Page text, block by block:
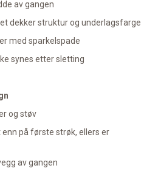
av gangen
dekker struktur og underlagsfarge
med sparkelspade
synes etter sletting
og støv
på første strøk, ellers er
av gangen